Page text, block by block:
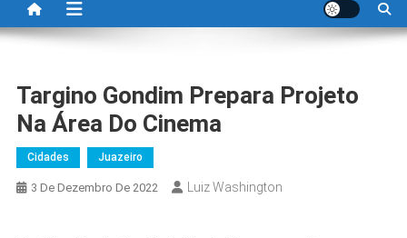
Targino Gondim Prepara Projeto
Na Área Do Cinema
Cidades Juazeiro
3 De Dezembro De 2022 Luiz Washington